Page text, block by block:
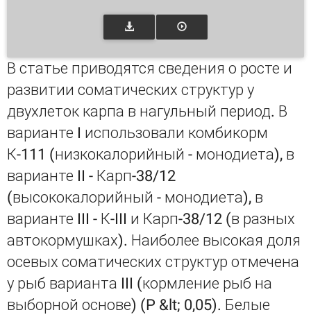
В статье приводятся сведения о росте и
развитии соматических структур у
двухлеток карпа в нагульный период. В
варианте I использовали комбикорм
К-111 (низкокалорийный - монодиета), в
варианте II - Карп-38/12
(высококалорийный - монодиета), в
варианте III - К-III и Карп-38/12 (в разных
автокормушках). Наиболее высокая доля
осевых соматических структур отмечена
у рыб варианта III (кормление рыб на
выборной основе) (P &lt; 0,05). Белые